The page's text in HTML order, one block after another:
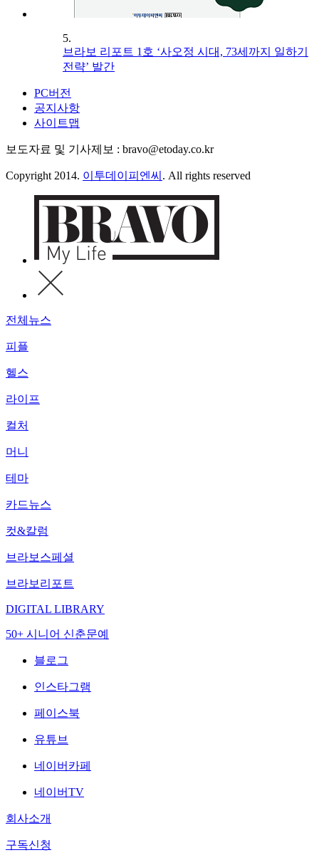
5.
브라보 리포트 1호 ‘사오정 시대, 73세까지 일하기
전략’ 발간
PC버전
공지사항
사이트맵
보도자료 및 기사제보 : bravo@etoday.co.kr
Copyright 2014. 이투데이피엔씨 . All rights reserved
전체뉴스
피플
헬스
라이프
컬처
머니
테마
카드뉴스
컷&칼럼
브라보스페셜
브라보리포트
DIGITAL LIBRARY
50+ 시니어 신춘문예
블로그
인스타그램
페이스북
유튜브
네이버카페
네이버TV
회사소개
구독신청